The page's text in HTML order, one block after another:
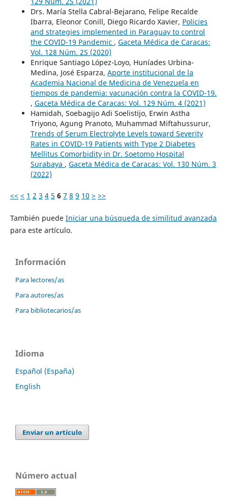
Drs. María Stella Cabral-Bejarano, Felipe Recalde
Ibarra, Eleonor Conill, Diego Ricardo Xavier, Policies
and strategies implemented in Paraguay to control
the COVID-19 Pandemic , Gaceta Médica de Caracas:
Vol. 128 Núm. 2S (2020)
Enrique Santiago López-Loyo, Huníades Urbina-
Medina, José Esparza, Aporte institucional de la
Academia Nacional de Medicina de Venezuela en
tiempos de pandemia: vacunación contra la COVID-19.
, Gaceta Médica de Caracas: Vol. 129 Núm. 4 (2021)
Hamidah, Soebagijo Adi Soelistijo, Erwin Astha
Triyono, Agung Pranoto, Muhammad Miftahussurur,
Trends of Serum Electrolyte Levels toward Severity
Rates in COVID-19 Patients with Type 2 Diabetes
Mellitus Comorbidity in Dr. Soetomo Hospital
Surabaya , Gaceta Médica de Caracas: Vol. 130 Núm. 3
(2022)
<< < 1 2 3 4 5 6 7 8 9 10 > >>
También puede Iniciar una búsqueda de similitud avanzada
para este artículo.
Información
Para lectores/as
Para autores/as
Para bibliotecarios/as
Idioma
Español (España)
English
Enviar un artículo
Número actual